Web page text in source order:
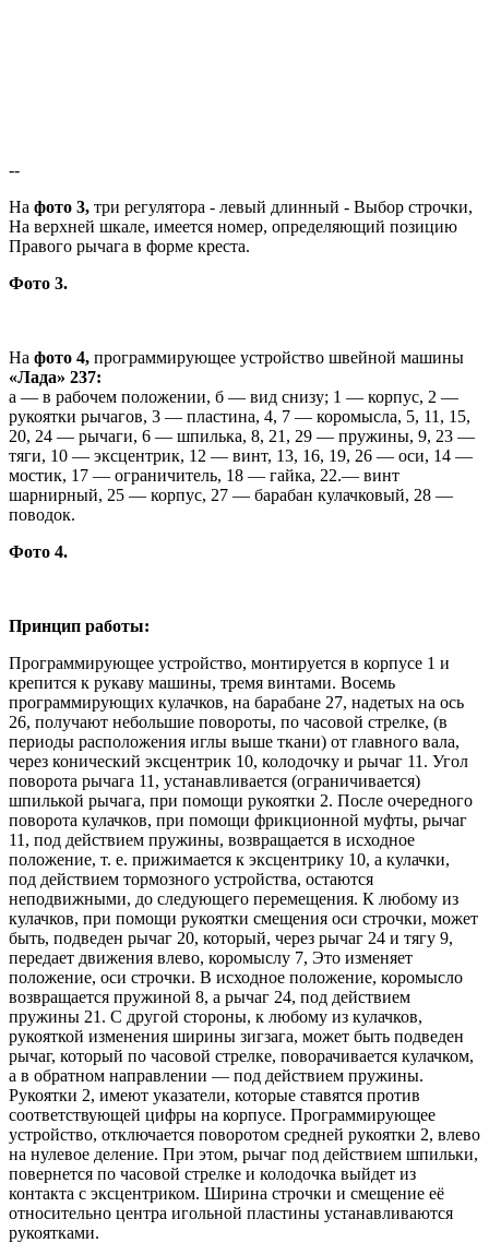
--
На фото 3, три регулятора - левый длинный - Выбор строчки,
На верхней шкале, имеется номер, определяющий позицию
Правого рычага в форме креста.
Фото 3.
На фото 4, программирующее устройство швейной машины
«Лада» 237:
а — в рабочем положении, б — вид снизу; 1 — корпус, 2 —
рукоятки рычагов, 3 — пластина, 4, 7 — коромысла, 5, 11, 15,
20, 24 — рычаги, 6 — шпилька, 8, 21, 29 — пружины, 9, 23 —
тяги, 10 — эксцентрик, 12 — винт, 13, 16, 19, 26 — оси, 14 —
мостик, 17 — ограничитель, 18 — гайка, 22.— винт
шарнирный, 25 — корпус, 27 — барабан кулачковый, 28 —
поводок.
Фото 4.
Принцип работы:
Программирующее устройство, монтируется в корпусе 1 и
крепится к рукаву машины, тремя винтами. Восемь
программирующих кулачков, на барабане 27, надетых на ось
26, получают небольшие повороты, по часовой стрелке, (в
периоды расположения иглы выше ткани) от главного вала,
через конический эксцентрик 10, колодочку и рычаг 11. Угол
поворота рычага 11, устанавливается (ограничивается)
шпилькой рычага, при помощи рукоятки 2. После очередного
поворота кулачков, при помощи фрикционной муфты, рычаг
11, под действием пружины, возвращается в исходное
положение, т. е. прижимается к эксцентрику 10, а кулачки,
под действием тормозного устройства, остаются
неподвижными, до следующего перемещения. К любому из
кулачков, при помощи рукоятки смещения оси строчки, может
быть, подведен рычаг 20, который, через рычаг 24 и тягу 9,
передает движения влево, коромыслу 7, Это изменяет
положение, оси строчки. В исходное положение, коромысло
возвращается пружиной 8, а рычаг 24, под действием
пружины 21. С другой стороны, к любому из кулачков,
рукояткой изменения ширины зигзага, может быть подведен
рычаг, который по часовой стрелке, поворачивается кулачком,
а в обратном направлении — под действием пружины.
Рукоятки 2, имеют указатели, которые ставятся против
соответствующей цифры на корпусе. Программирующее
устройство, отключается поворотом средней рукоятки 2, влево
на нулевое деление. При этом, рычаг под действием шпильки,
повернется по часовой стрелке и колодочка выйдет из
контакта с эксцентриком. Ширина строчки и смещение её
относительно центра игольной пластины устанавливаются
рукоятками.